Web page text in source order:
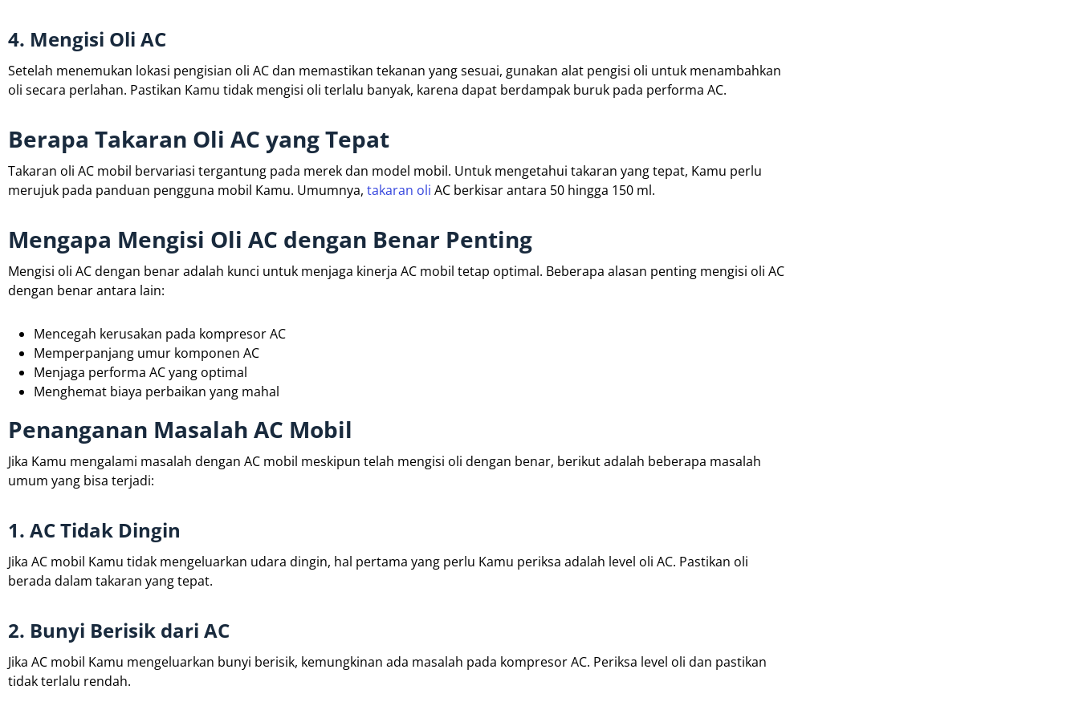
4. Mengisi Oli AC
Setelah menemukan lokasi pengisian oli AC dan memastikan tekanan yang sesuai, gunakan alat pengisi oli untuk menambahkan
oli secara perlahan. Pastikan Kamu tidak mengisi oli terlalu banyak, karena dapat berdampak buruk pada performa AC.
Berapa Takaran Oli AC yang Tepat
Takaran oli AC mobil bervariasi tergantung pada merek dan model mobil. Untuk mengetahui takaran yang tepat, Kamu perlu
merujuk pada panduan pengguna mobil Kamu. Umumnya, takaran oli AC berkisar antara 50 hingga 150 ml.
Mengapa Mengisi Oli AC dengan Benar Penting
Mengisi oli AC dengan benar adalah kunci untuk menjaga kinerja AC mobil tetap optimal. Beberapa alasan penting mengisi oli AC
dengan benar antara lain:
Mencegah kerusakan pada kompresor AC
Memperpanjang umur komponen AC
Menjaga performa AC yang optimal
Menghemat biaya perbaikan yang mahal
Penanganan Masalah AC Mobil
Jika Kamu mengalami masalah dengan AC mobil meskipun telah mengisi oli dengan benar, berikut adalah beberapa masalah
umum yang bisa terjadi:
1. AC Tidak Dingin
Jika AC mobil Kamu tidak mengeluarkan udara dingin, hal pertama yang perlu Kamu periksa adalah level oli AC. Pastikan oli
berada dalam takaran yang tepat.
2. Bunyi Berisik dari AC
Jika AC mobil Kamu mengeluarkan bunyi berisik, kemungkinan ada masalah pada kompresor AC. Periksa level oli dan pastikan
tidak terlalu rendah.